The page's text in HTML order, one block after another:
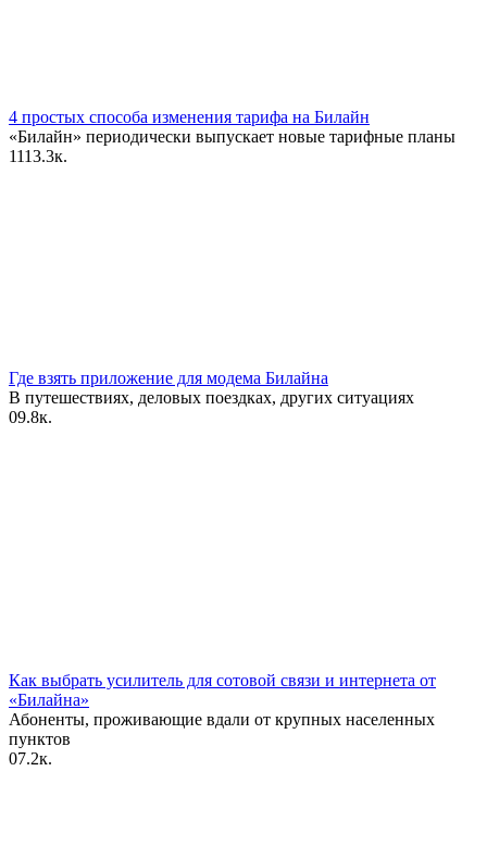
4 простых способа изменения тарифа на Билайн
«Билайн» периодически выпускает новые тарифные планы
1113.3к.
Где взять приложение для модема Билайна
В путешествиях, деловых поездках, других ситуациях
09.8к.
Как выбрать усилитель для сотовой связи и интернета от
«Билайна»
Абоненты, проживающие вдали от крупных населенных
пунктов
07.2к.